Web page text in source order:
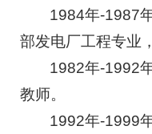
1984年-1987
部发电厂工程专业
1982年-1992
教师。
1992年-1999